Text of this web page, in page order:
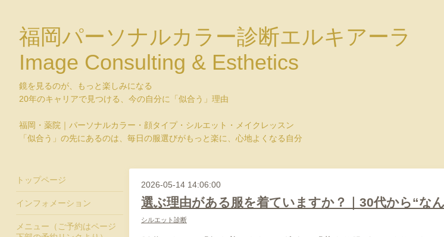
福岡パーソナルカラー診断エルキアーラ
Image Consulting & Esthetics
鏡を見るのが、もっと楽しみになる
20年のキャリアで見つける、今の自分に「似合う」理由
福岡・薬院｜パーソナルカラー・顔タイプ・シルエット・メイクレッスン
「似合う」の先にあるのは、毎日の服選びがもっと楽に、心地よくなる自分
2026-05-14 14:06:00
選ぶ理由がある服を着ていますか？｜30代から“な
シルエット診断
トップページ
インフォメーション
メニュー（ご予約はページ